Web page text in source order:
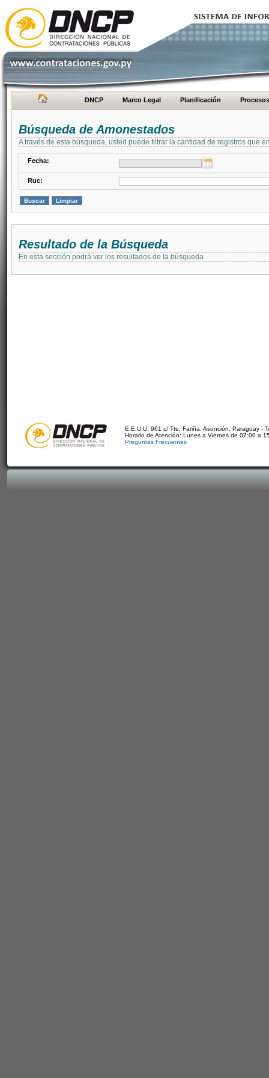
DNCP Marco Legal Planificación Procesos
Búsqueda de Amonestados
A través de esta búsqueda, usted puede filtrar la cantidad de registros que
Fecha:
Ruc:
Resultado de la Búsqueda
En esta sección podrá ver los resultados de la búsqueda
E.E.U.U. 961 c/ Tte. Fariña. Asunción, Paraguay -
Horario de Atención: Lunes a Viernes de 07:00 a
Preguntas Frecuentes